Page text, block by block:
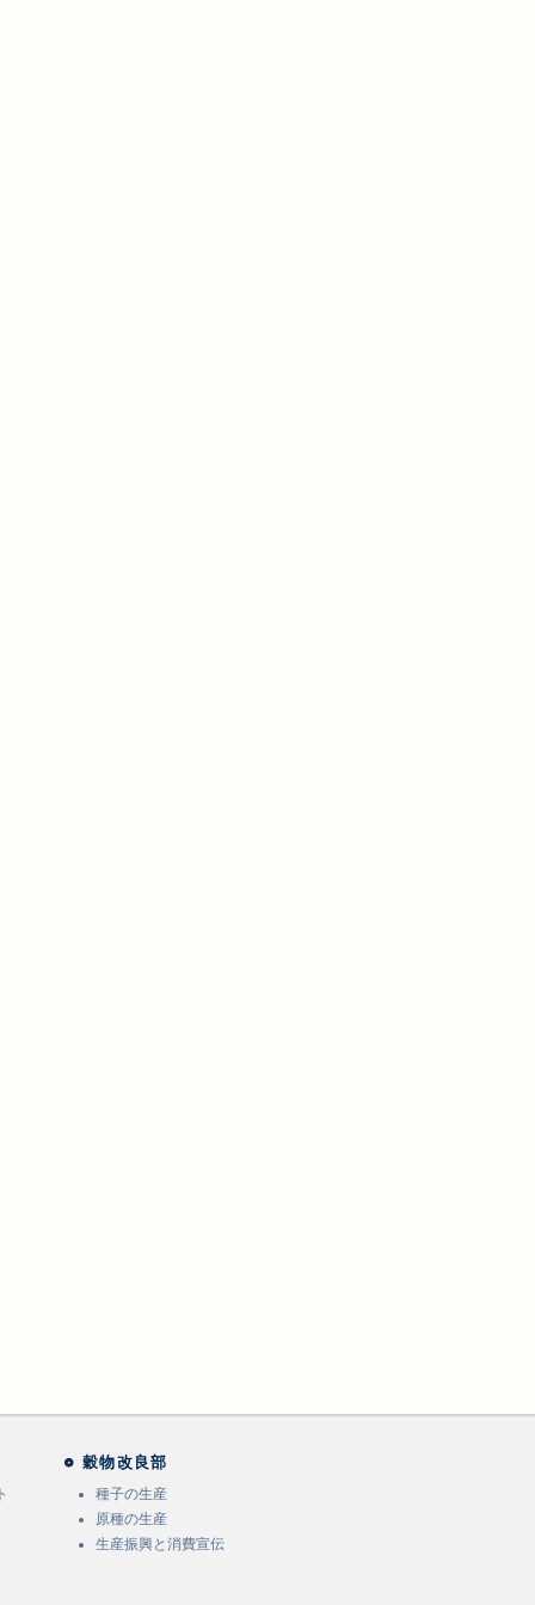
穀物改良部
種子の生産
原種の生産
生産振興と消費宣伝